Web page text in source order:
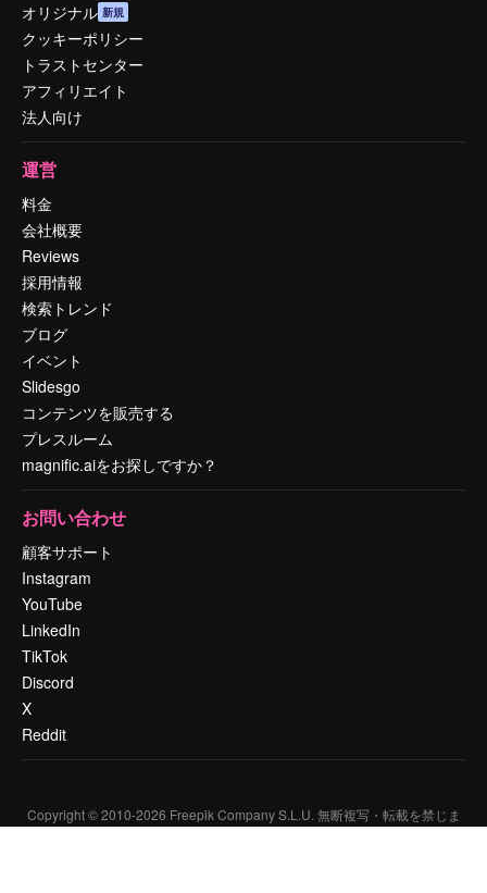
オリジナル 新規
クッキーポリシー
トラストセンター
アフィリエイト
法人向け
運営
料金
会社概要
Reviews
採用情報
検索トレンド
ブログ
イベント
Slidesgo
コンテンツを販売する
プレスルーム
magnific.aiをお探しですか？
お問い合わせ
顧客サポート
Instagram
YouTube
LinkedIn
TikTok
Discord
X
Reddit
Copyright © 2010-2026 Freepik Company S.L.U. 無断複写・転載を禁じま